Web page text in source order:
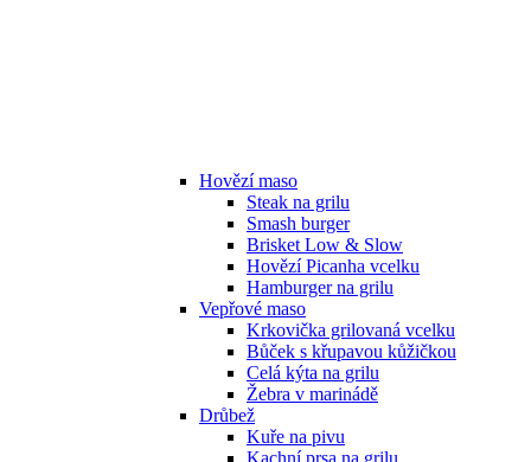
Hovězí maso
Steak na grilu
Smash burger
Brisket Low & Slow
Hovězí Picanha vcelku
Hamburger na grilu
Vepřové maso
Krkovička grilovaná vcelku
Bůček s křupavou kůžičkou
Celá kýta na grilu
Žebra v marinádě
Drůbež
Kuře na pivu
Kachní prsa na grilu